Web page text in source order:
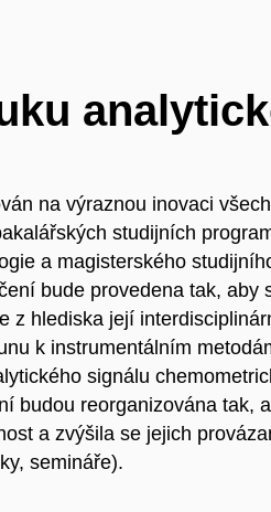
na výraznou inovaci
studijních
a magisterského
bude provedena tak,
z hlediska její
k instrumentálním
signálu
budou reorganizována tak,
a zvýšila se jejich
semináře).